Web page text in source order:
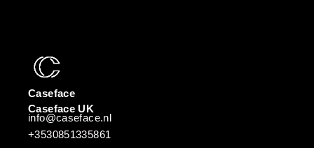
Caseface
Caseface UK
info@caseface.nl
+3530851335861